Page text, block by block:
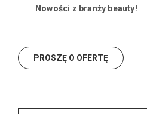
Nowości z branży beauty!